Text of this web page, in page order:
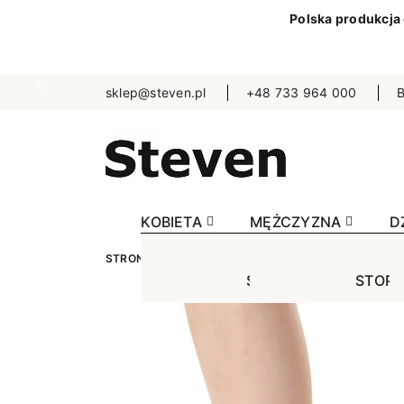
Polska produkcja
sklep@steven.pl +48 733 964 000
KOBIETA
STOPKI
Jednokolorowe
Niewidoczne
Wzorowane
MĘŻCZYZNA
STOPKI
STRONA GŁÓWNA